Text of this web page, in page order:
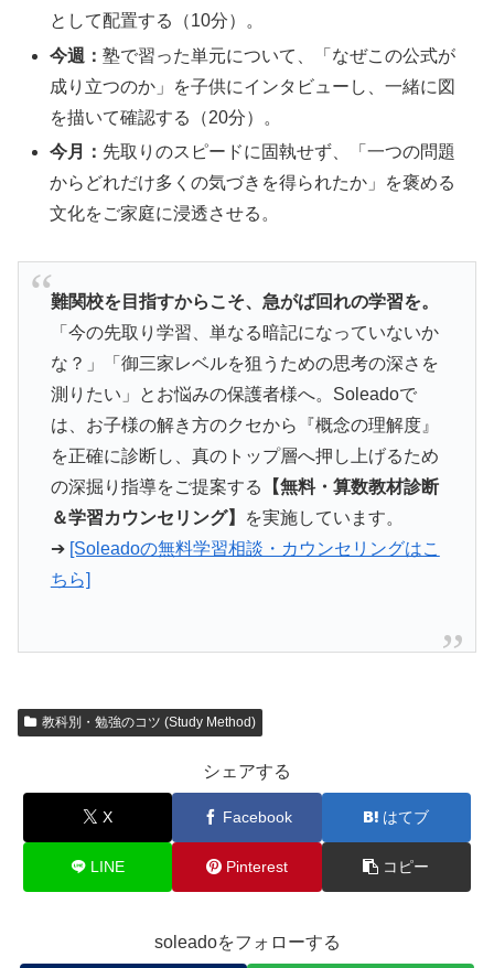
として配置する（10分）。
今週：塾で習った単元について、「なぜこの公式が
成り立つのか」を子供にインタビューし、一緒に図
を描いて確認する（20分）。
今月： 先取りのスピードに固執せず、「一つの問題
からどれだけ多くの気づきを得られたか」を褒める
文化をご家庭に浸透させる。
難関校を目指すからこそ、急がば回れの学習を。
「今の先取り学習、単なる暗記になっていないか
な？」「御三家レベルを狙うための思考の深さを
測りたい」とお悩みの保護者様へ。Soleadoで
は、お子様の解き方のクセから『概念の理解度』
を正確に診断し、真のトップ層へ押し上げるため
の深掘り指導をご提案する
【無料・算数教材診断
＆学習カウンセリング】
を実施しています。
➔ [Soleadoの無料学習相談・カウンセリングはこ
ちら]
教科別・勉強のコツ (Study Method)
シェアする
X Facebook はてブ
LINE Pinterest コピー
soleadoをフォローする